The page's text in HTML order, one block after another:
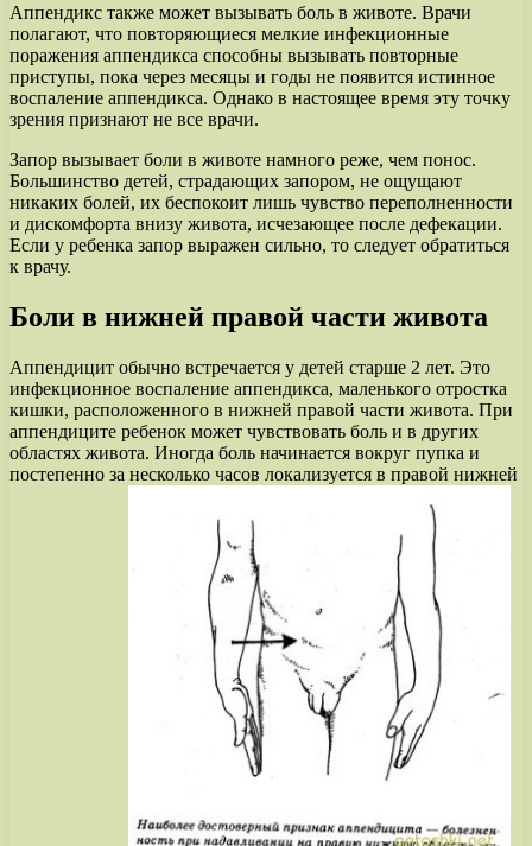
Аппендикс также может вызывать боль в животе. Врачи
полагают, что повторяющиеся мелкие инфекционные
поражения аппендикса способны вызывать повторные
приступы, пока через месяцы и годы не появится истинное
воспаление аппендикса. Однако в настоящее время эту точку
зрения признают не все врачи.
Запор вызывает боли в животе намного реже, чем понос.
Большинство детей, страдающих запором, не ощущают
никаких болей, их беспокоит лишь чувство переполненности
и дискомфорта внизу живота, исчезающее после дефекации.
Если у ребенка запор выражен сильно, то следует обратиться
к врачу.
Боли в нижней правой части живота
Аппендицит обычно встречается у детей старше 2 лет. Это
инфекционное воспаление аппендикса, маленького отростка
кишки, расположенного в нижней правой части живота. При
аппендиците ребенок может чувствовать боль и в других
областях живота. Иногда боль начинается вокруг пупка и
постепенно за несколько часов локализуется в правой нижней